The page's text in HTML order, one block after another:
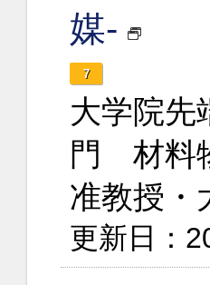
媒-
7
大学院先
門 材料
准教授
更新日：